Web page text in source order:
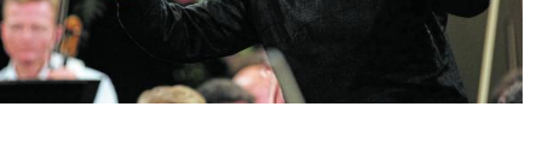
Untermenü
Untermenü